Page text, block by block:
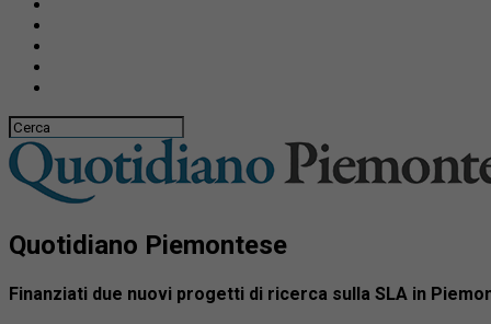
Quotidiano Piemontese
Finanziati due nuovi progetti di ricerca sulla SLA in